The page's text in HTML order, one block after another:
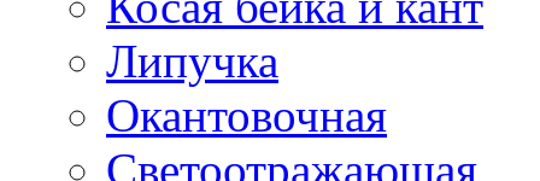
Липучка
Окантовочная
Светоотражающая